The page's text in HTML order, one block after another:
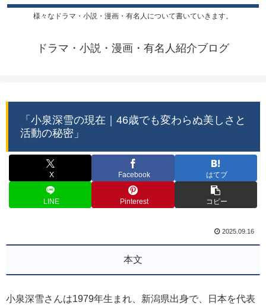
様々なドラマ・小説・漫画・有名人について書いていきます。
ドラマ・小説・漫画・有名人紹介ブログ
「小泉深雪の現在｜46歳でも変わらぬ美しさと
活動の秘密」
X Facebook はてブ
LINE Pinterest コピー
2025.09.16
本文
小泉深雪さんは1979年生まれ、新潟県出身で、日本を代表